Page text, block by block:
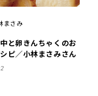
まさみ
中と卵きんちゃくのお
ピ／小林まさみさん